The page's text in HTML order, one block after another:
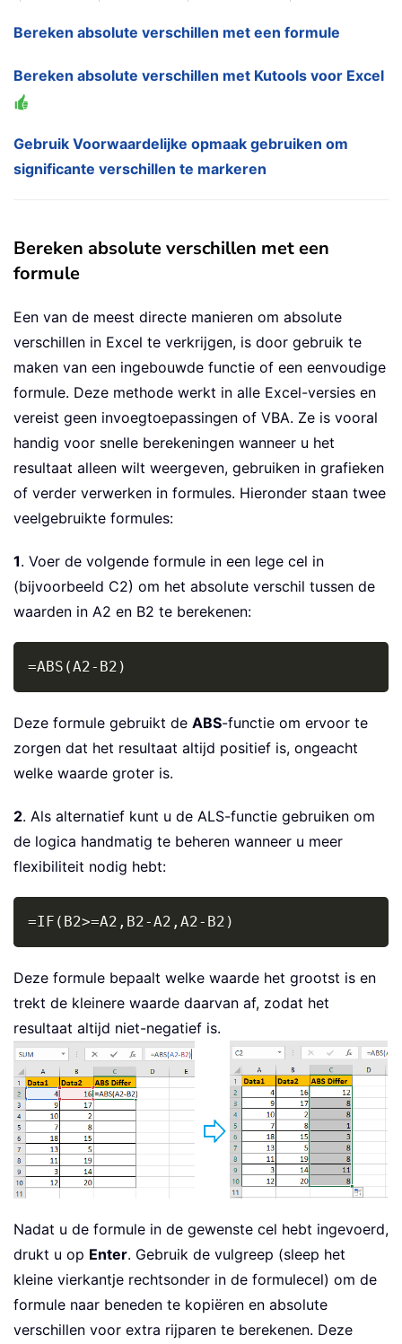
Bereken absolute verschillen met een formule
Bereken absolute verschillen met Kutools voor Excel
Gebruik Voorwaardelijke opmaak gebruiken om
significante verschillen te markeren
Bereken absolute verschillen met een
formule
Een van de meest directe manieren om absolute
verschillen in Excel te verkrijgen, is door gebruik te
maken van een ingebouwde functie of een eenvoudige
formule. Deze methode werkt in alle Excel-versies en
vereist geen invoegtoepassingen of VBA. Ze is vooral
handig voor snelle berekeningen wanneer u het
resultaat alleen wilt weergeven, gebruiken in grafieken
of verder verwerken in formules. Hieronder staan twee
veelgebruikte formules:
1. Voer de volgende formule in een lege cel in
(bijvoorbeeld C2) om het absolute verschil tussen de
waarden in A2 en B2 te berekenen:
=ABS(A2-B2)
Deze formule gebruikt de ABS-functie om ervoor te
zorgen dat het resultaat altijd positief is, ongeacht
welke waarde groter is.
2. Als alternatief kunt u de ALS-functie gebruiken om
de logica handmatig te beheren wanneer u meer
flexibiliteit nodig hebt:
=IF(B2>=A2,B2-A2,A2-B2)
Deze formule bepaalt welke waarde het grootst is en
trekt de kleinere waarde daarvan af, zodat het
resultaat altijd niet-negatief is.
Nadat u de formule in de gewenste cel hebt ingevoerd,
drukt u op Enter. Gebruik de vulgreep (sleep het
kleine vierkantje rechtsonder in de formulecel) om de
formule naar beneden te kopiëren en absolute
verschillen voor extra rijparen te berekenen. Deze